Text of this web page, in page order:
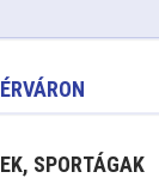
SPORTÁGAK